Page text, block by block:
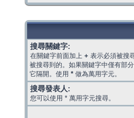
搜尋關鍵字:
在關鍵字前面加上 + 表示必須被搜
被搜尋到的。如果關鍵字中僅有部
它隔開。使用 * 做為萬用字元。
搜尋發表人:
您可以使用 * 萬用字元搜尋。